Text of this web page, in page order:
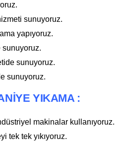
sunuyoruz.
yapıyoruz.
sunuyoruz.
sunuyoruz.
sunuyoruz.
YIKAMA :
makinalar kullanıyoruz.
tek tek yıkıyoruz.